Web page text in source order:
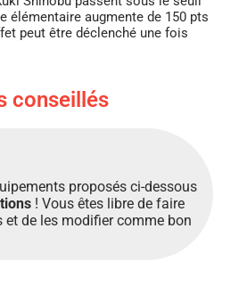
élémentaire augmente de 150 pts
peut être déclenché une fois
conseillés
proposés ci-dessous
! Vous êtes libre de faire
et de les modifier comme bon